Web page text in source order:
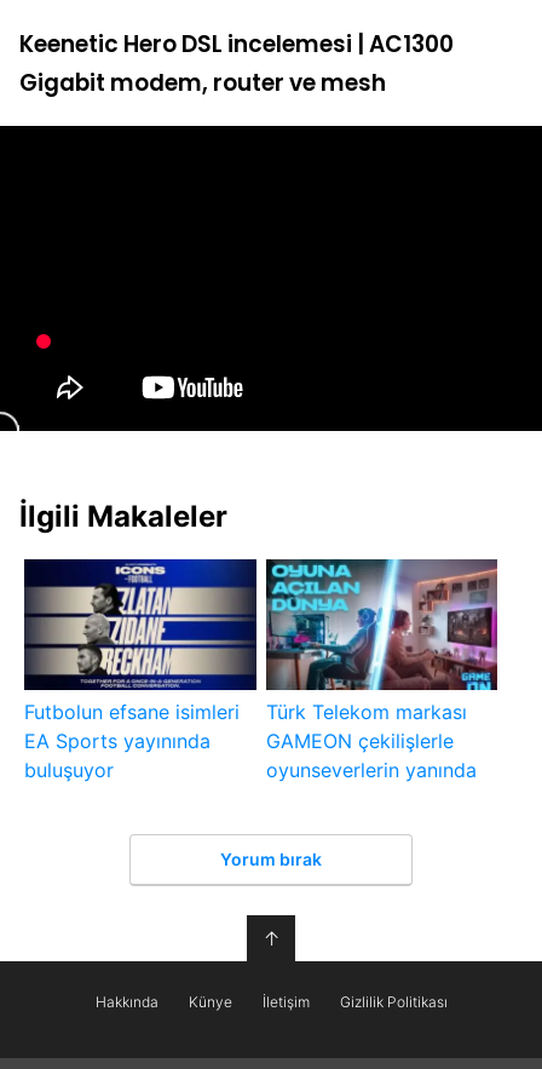
Keenetic Hero DSL incelemesi | AC1300
Gigabit modem, router ve mesh
İlgili Makaleler
Futbolun efsane isimleri
EA Sports yayınında
buluşuyor
Türk Telekom markası
GAMEON çekilişlerle
oyunseverlerin yanında
Yorum bırak
↑
Hakkında Künye İletişim Gizlilik Politikası